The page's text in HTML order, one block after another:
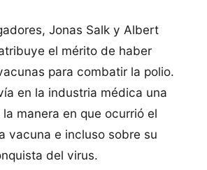
Jonas Salk y Albert
el mérito de haber
para combatir la polio.
en la industria médica una
manera en que ocurrió el
vacuna e incluso sobre su
del virus.